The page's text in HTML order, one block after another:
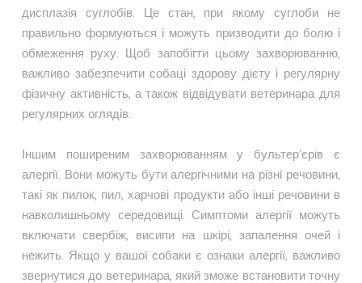
дисплазія суглобів. Це стан, при якому суглоби не
правильно формуються і можуть призводити до болю і
обмеження руху. Щоб запобігти цьому захворюванню,
важливо забезпечити собаці здорову дієту і регулярну
фізичну активність, а також відвідувати ветеринара для
регулярних оглядів.
Іншим поширеним захворюванням у бультер'єрів є
алергії. Вони можуть бути алергічними на різні речовини,
такі як пилок, пил, харчові продукти або інші речовини в
навколишньому середовищі. Симптоми алергії можуть
включати свербіж, висипи на шкірі, запалення очей і
нежить. Якщо у вашої собаки є ознаки алергії, важливо
звернутися до ветеринара, який зможе встановити точну